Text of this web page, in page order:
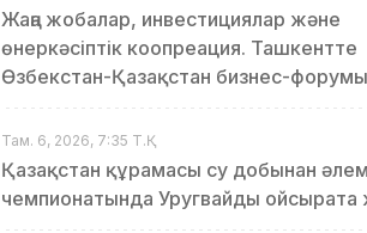
Жаңа жобалар, инвестициялар және
өнеркәсіптік коопреация. Ташкентте
Өзбекстан-Қазақстан бизнес-форумы
Там. 6, 2026, 7:35 Т.Қ.
Қазақстан құрамасы су добынан әлем
чемпионатында Уругвайды ойсырата